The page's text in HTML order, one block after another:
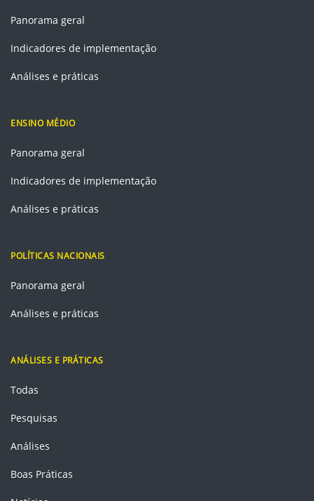
Panorama geral
Indicadores de implementação
Análises e práticas
ENSINO MÉDIO
Panorama geral
Indicadores de implementação
Análises e práticas
POLÍTICAS NACIONAIS
Panorama geral
Análises e práticas
ANÁLISES E PRÁTICAS
Todas
Pesquisas
Análises
Boas Práticas